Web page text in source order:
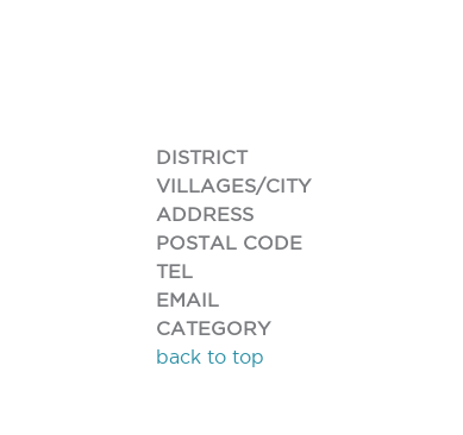
DISTRICT
VILLAGES/CITY
ADDRESS
POSTAL CODE
TEL
EMAIL
CATEGORY
back to top